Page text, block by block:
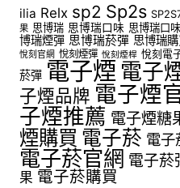
ilia Relx sp2 Sp2s
果 思博瑞 思博瑞口味 思博瑞口
博瑞煙彈 思博瑞菸彈 思博瑞
悅刻官網 悅刻煙彈 悅刻煙桿 悅刻電
菸彈 電子煙 電子
子煙品牌 電子煙
子煙推薦 電子煙糖
煙購買 電子菸 電子
電子菸官網 電子菸
果 電子菸購買